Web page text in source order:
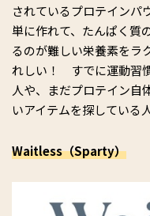
されているプロテインパ
単に作れて、たんぱく質
るのが難しい栄養素をラ
れしい！ すでに運動習
人や、まだプロテイン自
いアイテムを探している
Waitless（Sparty）